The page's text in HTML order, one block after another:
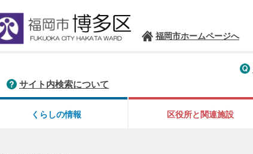
福岡市ホームページへ
サイト内検索について
くらしの情報 区役所と関連施設